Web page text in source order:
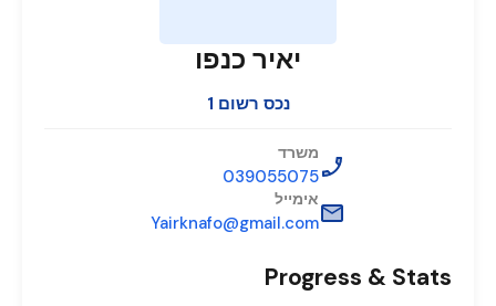
יאיר כנפו
נכס רשום 1
משרד
039055075
אימייל
Yairknafo@gmail.com
Progress & Stats